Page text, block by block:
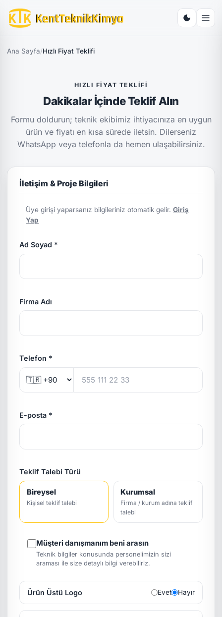
Ana Sayfa/Hızlı Fiyat Teklifi
HIZLI FIYAT TEKLIFI
Dakikalar İçinde Teklif Alın
Formu doldurun; teknik ekibimiz ihtiyacınıza en uygun
ürün ve fiyatı en kısa sürede iletsin. Dilerseniz
WhatsApp veya telefonla da hemen ulaşabilirsiniz.
İletişim & Proje Bilgileri
Üye girişi yaparsanız bilgileriniz otomatik gelir.Giriş
Yap
Ad Soyad *
Firma Adı
Telefon *
E-posta *
Teklif Talebi Türü
Bireysel
Kişisel teklif talebi
Kurumsal
Firma / kurum adına teklif
talebi
Müşteri danışmanım beni arasın
Teknik bilgiler konusunda personelimizin sizi
araması ile size detaylı bilgi verebiliriz.
Ürün Üstü Logo Evet Hayır